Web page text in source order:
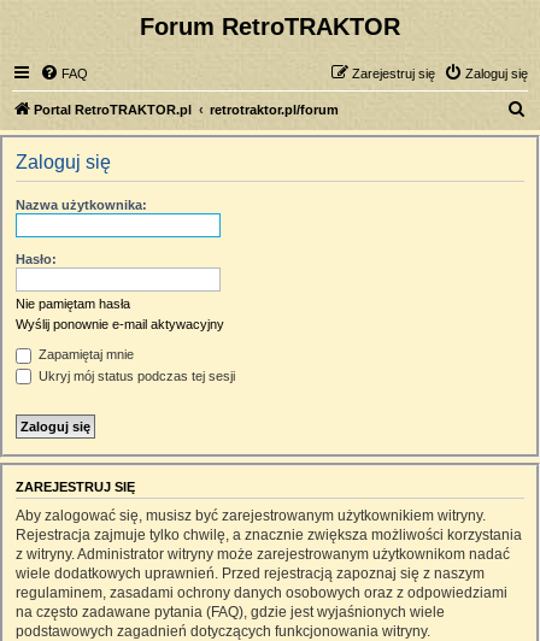
Forum RetroTRAKTOR
FAQ Zaloguj się
Zarejestruj się
Portal RetroTRAKTOR.pl retrotraktor.pl/forum
z
Zaloguj się
Nazwa użytkownika:
Hasło:
Nie pamiętam hasła
Wyślij ponownie e-mail aktywacyjny
Zapamiętaj mnie
Ukryj mój status podczas tej sesji
ZAREJESTRUJ SIĘ
Aby zalogować się, musisz być zarejestrowanym użytkownikiem witryny.
Rejestracja zajmuje tylko chwilę, a znacznie zwiększa możliwości korzystania
z witryny. Administrator witryny może zarejestrowanym użytkownikom nadać
wiele dodatkowych uprawnień. Przed rejestracją zapoznaj się z naszym
regulaminem, zasadami ochrony danych osobowych oraz z odpowiedziami
na często zadawane pytania (FAQ), gdzie jest wyjaśnionych wiele
podstawowych zagadnień dotyczących funkcjonowania witryny.